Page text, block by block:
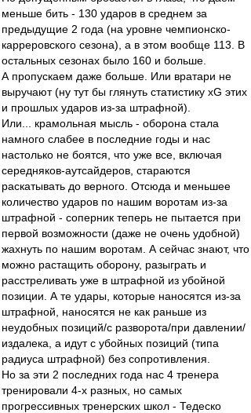
меньше бить - 130 ударов в среднем за
предыдущие 2 года (на уровне чемпионско-
карреровского сезона), а в этом вообще 113. В
остальных сезонах было 160 и больше.
А пропускаем даже больше. Или вратари не
выручают (ну тут бы глянуть статистику хG этих
и прошлых ударов из-за штрафной).
Или... крамольная мысль - оборона стала
намного слабее в последние годы и нас
настолько не боятся, что уже все, включая
середняков-аутсайдеров, стараются
раскатывать до верного. Отсюда и меньшее
количество ударов по нашим воротам из-за
штрафной - соперник теперь не пытается при
первой возможности (даже не очень удобной)
жахнуть по нашим воротам. А сейчас знают, что
можно растащить оборону, разыграть и
расстреливать уже в штрафной из убойной
позиции. А те удары, которые наносятся из-за
штрафной, наносятся не как раньше из
неудобных позиций/с разворота/при давлении/
издалека, а идут с убойных позиций (типа
радиуса штрафной) без сопротивления.
Но за эти 2 последних года нас 4 тренера
тренировали 4-х разных, но самых
прогрессивных тренерских школ - Тедеско